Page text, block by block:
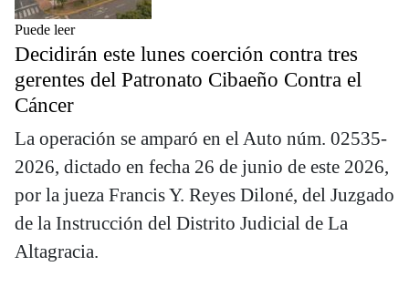
Puede leer
Decidirán este lunes coerción contra tres
gerentes del Patronato Cibaeño Contra el
Cáncer
La operación se amparó en el Auto núm. 02535-
2026, dictado en fecha 26 de junio de este 2026,
por la jueza Francis Y. Reyes Diloné, del Juzgado
de la Instrucción del Distrito Judicial de La
Altagracia.